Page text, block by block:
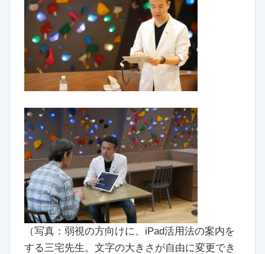
（写真：弱視の方向けに、iPad活用法の案内を
する三宅先生。文字の大きさが自由に変更でき